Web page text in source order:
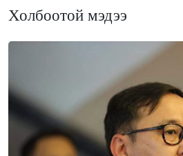
Холбоотой мэдээ